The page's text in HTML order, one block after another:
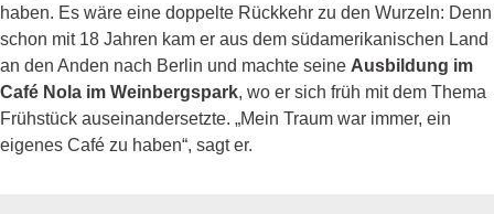
haben. Es wäre eine doppelte Rückkehr zu den Wurzeln: Denn
schon mit 18 Jahren kam er aus dem südamerikanischen Land
an den Anden nach Berlin und machte seine Ausbildung im
Café Nola im Weinbergspark, wo er sich früh mit dem Thema
Frühstück auseinandersetzte. „Mein Traum war immer, ein
eigenes Café zu haben“, sagt er.